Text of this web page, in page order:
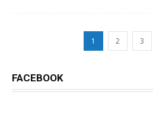
1 2 3
FACEBOOK